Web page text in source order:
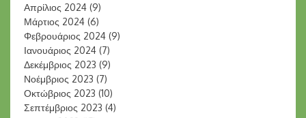
Απρίλιος 2024 (9)
Μάρτιος 2024 (6)
Φεβρουάριος 2024 (9)
Ιανουάριος 2024 (7)
Δεκέμβριος 2023 (9)
Νοέμβριος 2023 (7)
Οκτώβριος 2023 (10)
Σεπτέμβριος 2023 (4)